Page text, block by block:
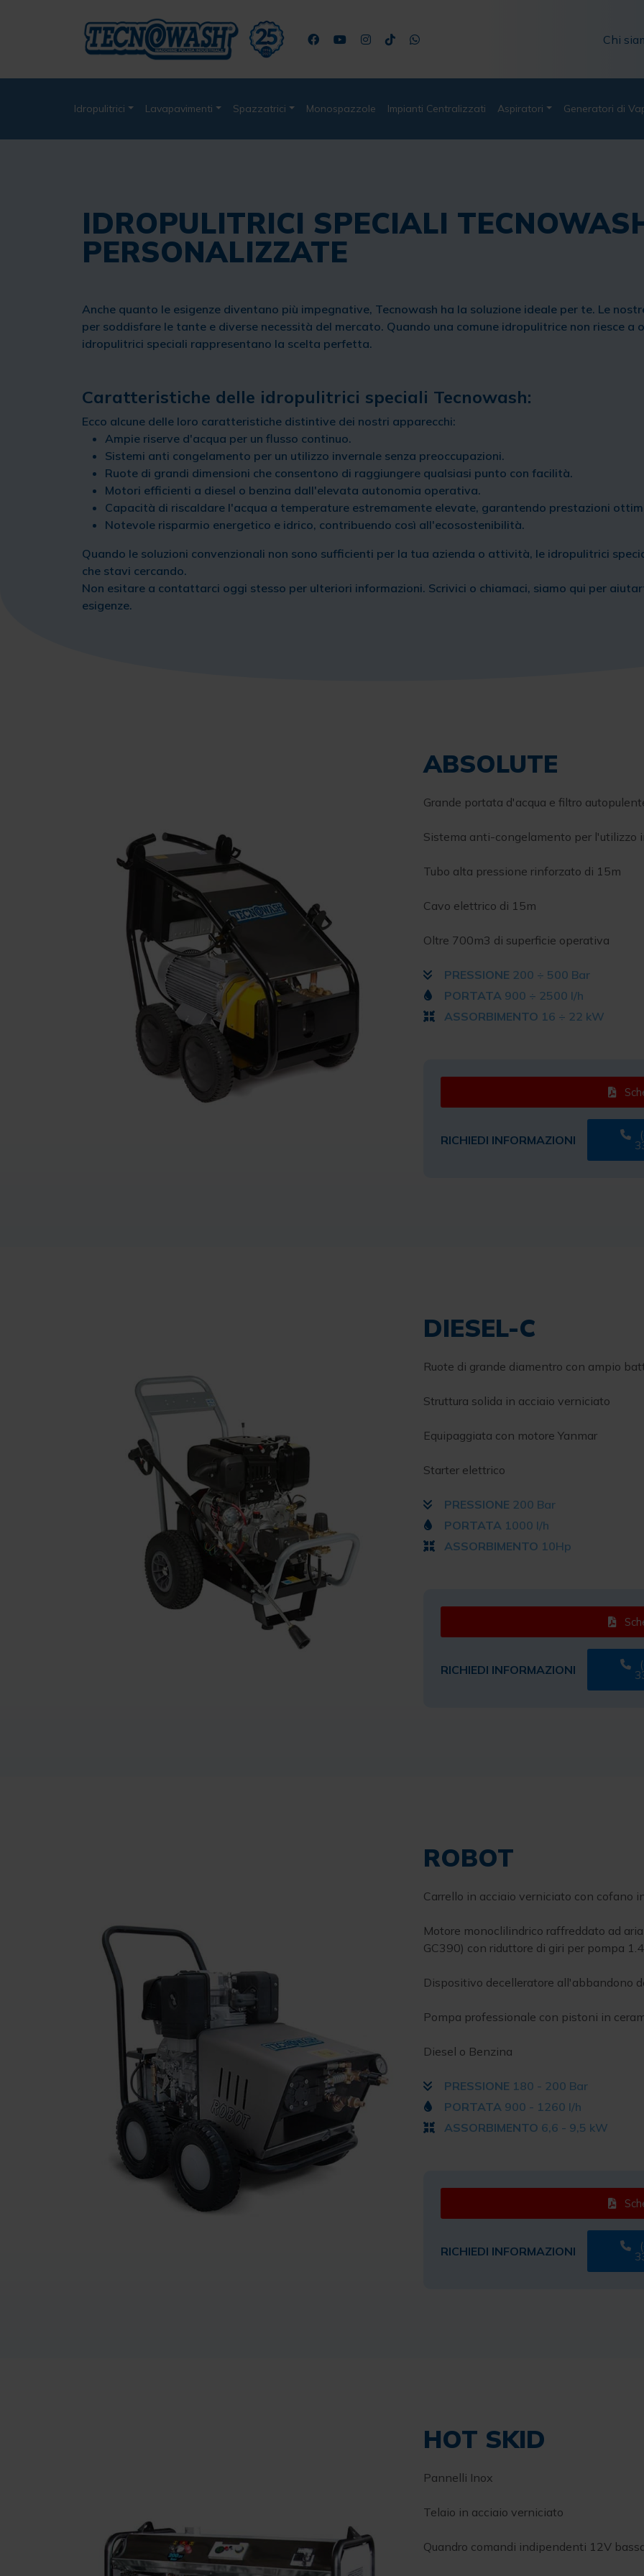
Chi
Idropulitrici Lavapavimenti Spazzatrici Monospazzole Impianti Centralizzati Aspiratori Generatori di
IDROPULITRICI SPECIALI
PERSONALIZZATE
Anche quanto le esigenze diventano più impegnative, Tecnowash ha la soluzione ideale per te. Le
per soddisfare le tante e diverse necessità del mercato. Quando una comune idropulitrice non riesce a
idropulitrici speciali rappresentano la scelta perfetta.
Caratteristiche delle idropulitrici speciali Tecnowash:
Ecco alcune delle loro caratteristiche distintive dei nostri apparecchi:
Ampie riserve d'acqua per un flusso continuo.
Sistemi anti congelamento per un utilizzo invernale senza preoccupazioni.
Ruote di grandi dimensioni che consentono di raggiungere qualsiasi punto con facilità.
Motori efficienti a diesel o benzina dall'elevata autonomia operativa.
Capacità di riscaldare l'acqua a temperature estremamente elevate, garantendo prestazioni
Notevole risparmio energetico e idrico, contribuendo così all'ecosostenibilità.
Quando le soluzioni convenzionali non sono sufficienti per la tua azienda o attività, le idropulitrici
che stavi cercando.
Non esitare a contattarci oggi stesso per ulteriori informazioni. Scrivici o chiamaci, siamo qui per
esigenze.
ABSOLUTE
Grande portata d'acqua e filtro
Sistema anti-congelamento per l'utilizzo
Tubo alta pressione rinforzato di 15m
Cavo elettrico di 15m
Oltre 700m3 di superficie operativa
PRESSIONE 200 ÷ 500 Bar
PORTATA 900 ÷ 2500 l/h
ASSORBIMENTO 16 ÷ 22 kW
RICHIEDI INFORMAZIONI
DIESEL-C
Ruote di grande diamentro con ampio
Struttura solida in acciaio verniciato
Equipaggiata con motore Yanmar
Starter elettrico
PRESSIONE 200 Bar
PORTATA 1000 l/h
ASSORBIMENTO 10Hp
RICHIEDI INFORMAZIONI
ROBOT
Carrello in acciaio verniciato con cofano
Motore monoclilindrico raffreddato ad
GC390) con riduttore di giri per pompa
Dispositivo decelleratore all'abbandono
Pompa professionale con pistoni in
Diesel o Benzina
PRESSIONE 180 - 200 Bar
PORTATA 900 - 1260 l/h
ASSORBIMENTO 6,6 - 9,5 kW
RICHIEDI INFORMAZIONI
HOT SKID
Pannelli Inox
Telaio in acciaio verniciato
Quandro comandi indipendenti 12V